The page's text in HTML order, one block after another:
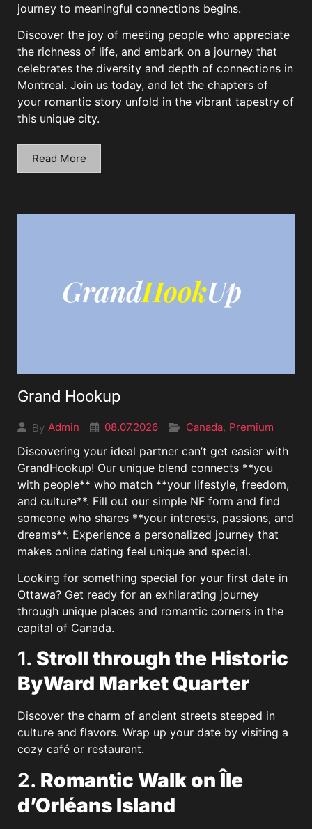
journey to meaningful connections begins.
Discover the joy of meeting people who appreciate
the richness of life, and embark on a journey that
celebrates the diversity and depth of connections in
Montreal. Join us today, and let the chapters of
your romantic story unfold in the vibrant tapestry of
this unique city.
Read More
Grand Hookup
By Admin 08.07.2026 Canada, Premium
Discovering your ideal partner can’t get easier with
GrandHookup! Our unique blend connects **you
with people** who match **your lifestyle, freedom,
and culture**. Fill out our simple NF form and find
someone who shares **your interests, passions, and
dreams**. Experience a personalized journey that
makes online dating feel unique and special.
Looking for something special for your first date in
Ottawa? Get ready for an exhilarating journey
through unique places and romantic corners in the
capital of Canada.
1. Stroll through the Historic
ByWard Market Quarter
Discover the charm of ancient streets steeped in
culture and flavors. Wrap up your date by visiting a
cozy café or restaurant.
2. Romantic Walk on Île
d’Orléans Island